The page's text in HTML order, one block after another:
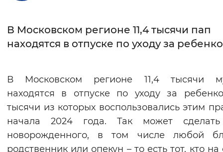
Без засечек С засечками
Нормальный Увеличенный
Цвет сайта
Монохромный Инверсивный
Синий фон
В Московском регионе 11,4 тысячи пап
находятся в отпуске по уходу за
В Московском регионе 11,4 тысячи
находятся в отпуске по уходу за
тысячи из которых воспользовались этим
начала 2024 года. Так может
новорожденного, в том числе любой
родственник или опекун – то есть тот, кто